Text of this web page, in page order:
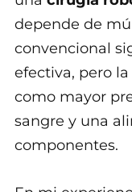
depende de
convencional
efectiva, pero
como mayor
sangre y una
componentes.